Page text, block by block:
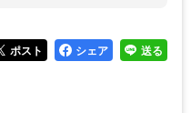
ポスト シェア 送る